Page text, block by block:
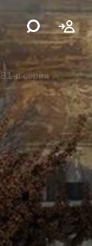
81-я серия